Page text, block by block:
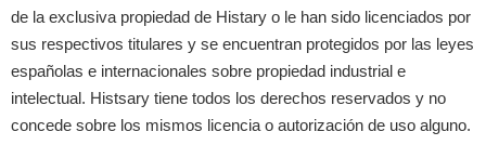
de la exclusiva propiedad de Histary o le han sido licenciados por
sus respectivos titulares y se encuentran protegidos por las leyes
españolas e internacionales sobre propiedad industrial e
intelectual. Histsary tiene todos los derechos reservados y no
concede sobre los mismos licencia o autorización de uso alguno.